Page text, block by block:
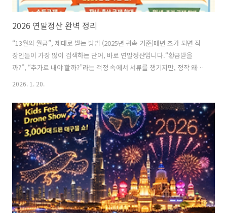
2026 연말정산 완벽 정리
“13월의 월급”, 제대로 받는 방법 (2025년 귀속 기준)매년 초가 되면 직
장인들이 가장 많이 검색하는 단어, 바로 연말정산입니다.“환급받을
까?”, “추가로 내야 할까?”라는 걱정 속에서 서류를 챙기지만, 정작 왜 하
는지, 어떻게 계산되는지는 헷갈리는 경우가 많습니다.오늘은 연말정산
겠습니다.1. 연말정산이란 무엇일까?연말정산은 근로소득자가 1년 동안
미리 낸 소득세를 다시 계산하는 과정입니다.회사에서는 매달 급여를 줄
때 예상 소득을 기준으로 세금을 미리 떼어 납부합니다(원천징수).하지
만 실제로는 개인마다 공제받을 항목이 다르기 때문에, 연말에 정확한 세
금을 다시 계산하게 됩니다.✔ 세금을 많이 냈다면 → 환급✔ 세금을 적
게 냈다..
2026. 1. 20.